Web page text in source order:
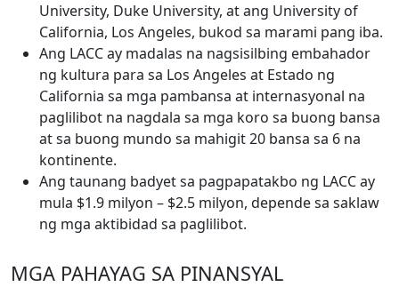
University, Duke University, at ang University of
California, Los Angeles, bukod sa marami pang iba.
Ang LACC ay madalas na nagsisilbing embahador
ng kultura para sa Los Angeles at Estado ng
California sa mga pambansa at internasyonal na
paglilibot na nagdala sa mga koro sa buong bansa
at sa buong mundo sa mahigit 20 bansa sa 6 na
kontinente.
Ang taunang badyet sa pagpapatakbo ng LACC ay
mula $1.9 milyon – $2.5 milyon, depende sa saklaw
ng mga aktibidad sa paglilibot.
MGA PAHAYAG SA PINANSYAL